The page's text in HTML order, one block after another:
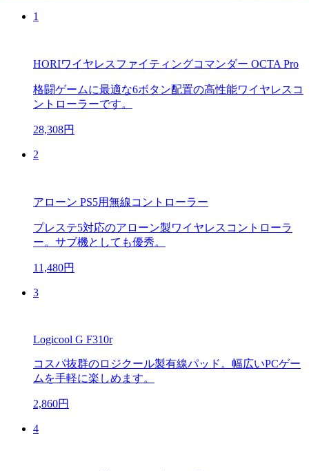
1
HORIワイヤレスファイティングコマンダー OCTA Pro
格闘ゲームに最適な6ボタン配置の高性能ワイヤレスコ
ントローラーです。
28,308円
2
アローン PS5用無線コントローラー
プレステ5対応のアローン製ワイヤレスコントローラ
ー。サブ機としても優秀。
11,480円
3
Logicool G F310r
コスパ抜群のロジクール製有線パッド。幅広いPCゲー
ムを手軽に楽しめます。
2,860円
4